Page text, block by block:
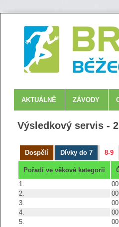
AKTUÁLNĚ ZÁVODY
Výsledkový servis -
Dospělí Dívky do 7 8-9
Pořadí ve věkové kategorii
1.
2.
3.
4.
5.